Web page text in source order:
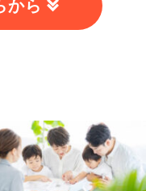
から